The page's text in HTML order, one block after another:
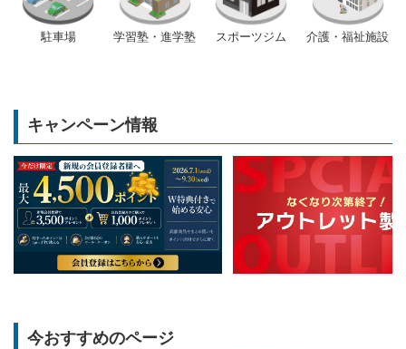
駐車場 学習塾・進学塾 スポーツジム 介護・福祉施設
キャンペーン情報
今おすすめのページ